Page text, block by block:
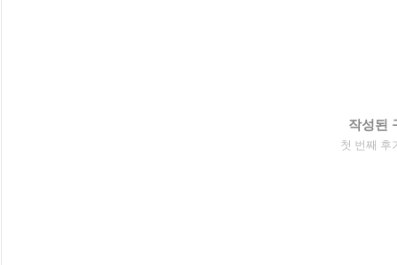
작성된
첫 번째 후